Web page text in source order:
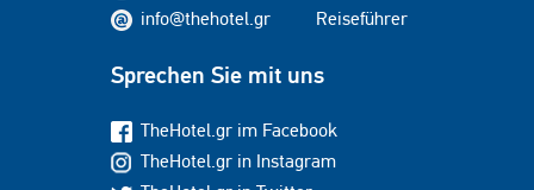
info@thehotel.gr
Reiseführer
Sprechen Sie mit uns
TheHotel.gr im Facebook
TheHotel.gr in Instagram